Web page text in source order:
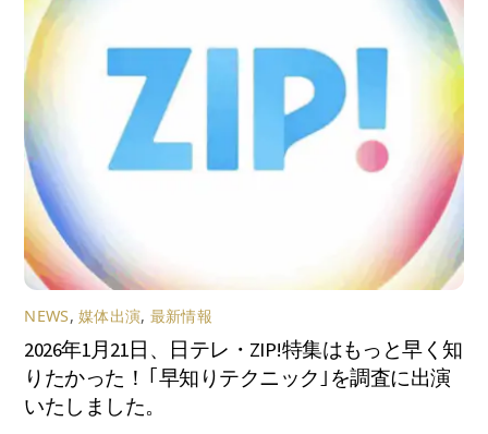
NEWS,媒体出演, 最新情報
2026年1月21日、日テレ・ZIP!特集はもっと早く知
りたかった！ ｢早知りテクニック｣を調査に出演
いたしました。